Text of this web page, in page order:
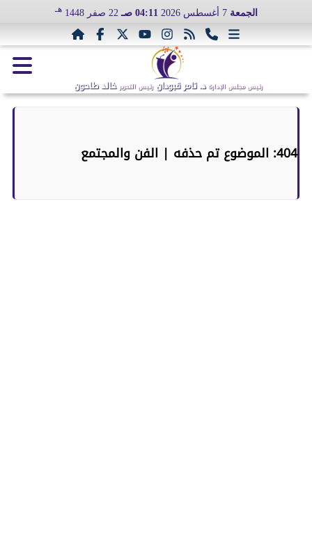
الجمعة 7 أغسطس 2026 04:11 صـ 22 صفر 1448 هـ
رئيس مجلس الإدارة د. تامر قبودان رئيس التحرير خالد طاحون
404: الموضوع تم حذفه | الفن والمجتمع